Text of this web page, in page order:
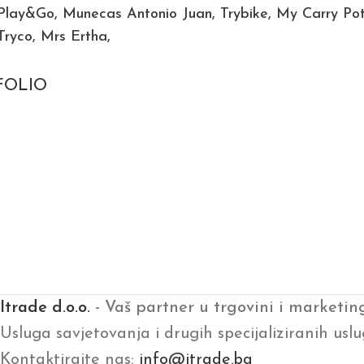
Munecas Antonio Juan, Trybike, My Carry
Mrs Ertha,
pločice!
Connetix
Paola Reina
Drvene igračke iz bajki
Le Toy Van
Elegancija prirode u
svakodnevnom životu.
Itrade d.o.o. - Vaš partner u trgovini i
Usluga savjetovanja i drugih specijaliziranih
Kontaktirajte nas: info@itrade.ba